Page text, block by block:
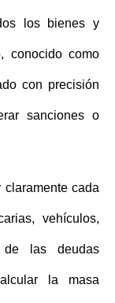
los bienes y
conocido como
con precisión
sanciones o
cada
vehículos,
de las deudas
la masa